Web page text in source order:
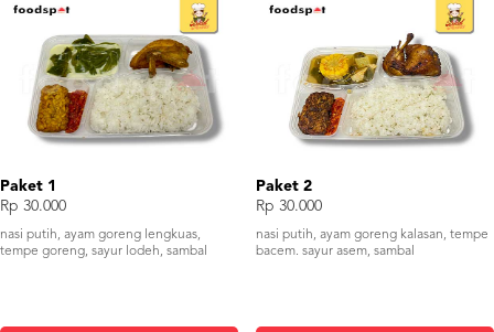
Paket 1
Rp 30.000
nasi putih, ayam goreng lengkuas,
tempe goreng, sayur lodeh, sambal
Paket 2
Rp 30.000
nasi putih, ayam goreng kalasan, tempe
bacem. sayur asem, sambal